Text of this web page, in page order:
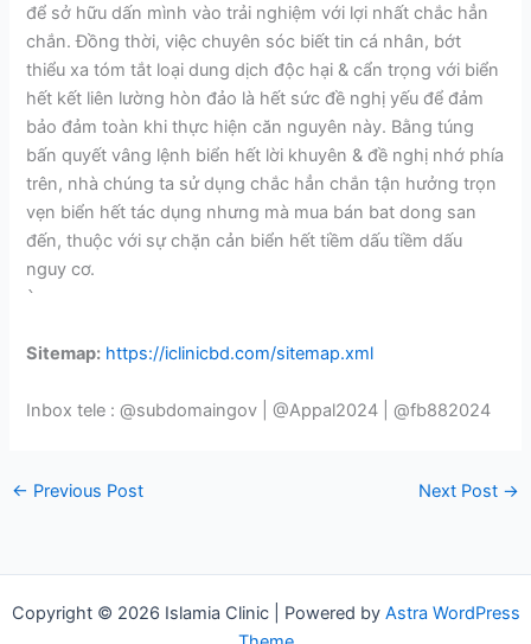
để sở hữu dấn mình vào trải nghiệm với lợi nhất chắc hẳn
chắn. Đồng thời, việc chuyên sóc biết tin cá nhân, bớt
thiểu xa tóm tắt loại dung dịch độc hại & cẩn trọng với biển
hết kết liên lường hòn đảo là hết sức đề nghị yếu để đảm
bảo đảm toàn khi thực hiện căn nguyên này. Bằng túng
bấn quyết vâng lệnh biển hết lời khuyên & đề nghị nhớ phía
trên, nhà chúng ta sử dụng chắc hẳn chắn tận hưởng trọn
vẹn biển hết tác dụng nhưng mà mua bán bat dong san
đến, thuộc với sự chặn cản biển hết tiềm dấu tiềm dấu
nguy cơ.
`
Sitemap: https://iclinicbd.com/sitemap.xml
Inbox tele : @subdomaingov | @Appal2024 | @fb882024
← Previous Post Next Post →
Copyright © 2026 Islamia Clinic | Powered by Astra WordPress